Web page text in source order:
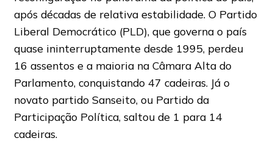
após décadas de relativa estabilidade. O Partido
Liberal Democrático (PLD), que governa o país
quase ininterruptamente desde 1995, perdeu
16 assentos e a maioria na Câmara Alta do
Parlamento, conquistando 47 cadeiras. Já o
novato partido Sanseito, ou Partido da
Participação Política, saltou de 1 para 14
cadeiras.